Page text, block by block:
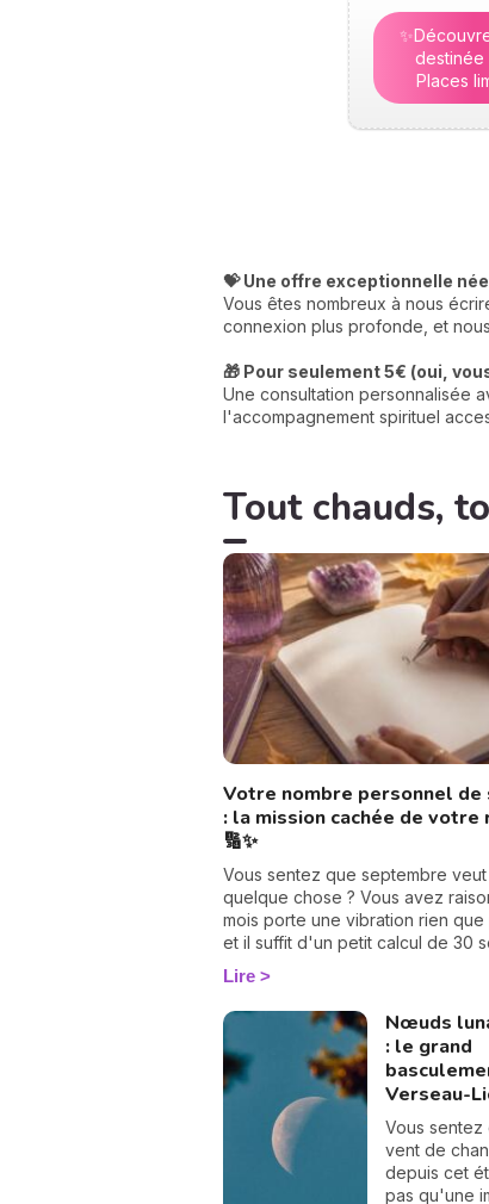
Places
💝 Une offre exceptionnelle
Vous êtes nombreux à nous
connexion plus profonde, et
🎁 Pour seulement 5€ (oui,
Une consultation personnalisée
l'accompagnement spirituel
Tout chauds,
Votre nombre personnel de
: la mission cachée de votre
🔢✨
Vous sentez que septembre
quelque chose ? Vous avez
mois porte une vibration rien que
et il suffit d'un petit calcul de 30
pour la révéler. Suivez le guide :
votre nombre personnel, puis
septembre, chiffre par chiffre. 🔢
Lire
Nœuds
: le grand
Verseau-
Vous sentez
vent de
depuis cet
pas qu'une